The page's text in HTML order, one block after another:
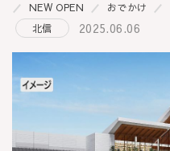
NEW OPEN おでかけ
北信
2025.06.06